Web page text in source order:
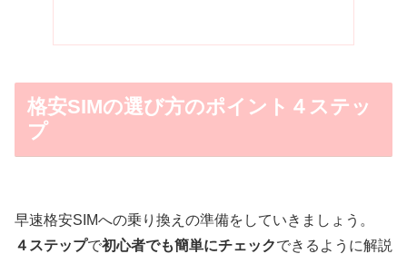
格安SIMの選び方のポイント４ステッ
プ
早速格安SIMへの乗り換えの準備をしていきましょう。
４ステップで初心者でも簡単にチェックできるように解説